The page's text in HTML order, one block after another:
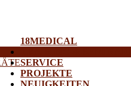
18MEDICAL
SERVICE
PROJEKTE
NEUIGKEITEN